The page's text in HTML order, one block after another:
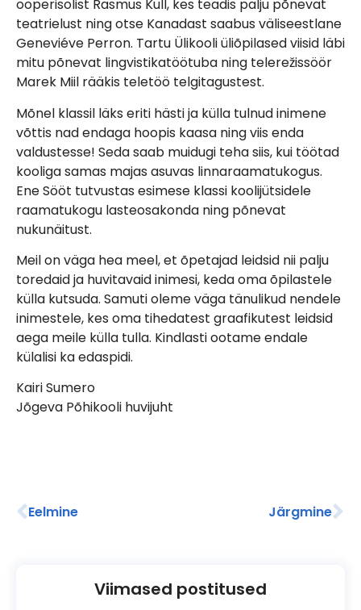
ooperisolist Rasmus Kull, kes teadis palju põnevat
teatrielust ning otse Kanadast saabus väliseestlane
Geneviéve Perron. Tartu Ülikooli üliõpilased viisid läbi
mitu põnevat lingvistikatöötuba ning telerežissöör
Marek Miil rääkis teletöö telgitagustest.
Mõnel klassil läks eriti hästi ja külla tulnud inimene
võttis nad endaga hoopis kaasa ning viis enda
valdustesse! Seda saab muidugi teha siis, kui töötad
kooliga samas majas asuvas linnaraamatukogus.
Ene Sööt tutvustas esimese klassi koolijütsidele
raamatukogu lasteosakonda ning põnevat
nukunäitust.
Meil on väga hea meel, et õpetajad leidsid nii palju
toredaid ja huvitavaid inimesi, keda oma õpilastele
külla kutsuda. Samuti oleme väga tänulikud nendele
inimestele, kes oma tihedatest graafikutest leidsid
aega meile külla tulla. Kindlasti ootame endale
külalisi ka edaspidi.
Kairi Sumero
Jõgeva Põhikooli huvijuht
Eelmine Järgmine
Viimased postitused